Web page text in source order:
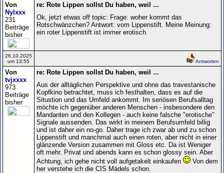
Von
Nylxxx
231
Beiträge
bisher
re: Rote Lippen sollst Du haben, weil ...
Ok, jetzt etwas off topic: Frage: woher kommt das
Rotschwänzchen? Antwort: vom Lippenstift. Meine Meinung:
ein roter Lippenstift ist immer erotisch
26.10.2025
um 13:55
Antworten
Von
tvjxxxx
973
Beiträge
bisher
re: Rote Lippen sollst Du haben, weil ...
Aus der alltäglichen Perspektive und ohne das travestanische
Kopfkino betrachtet, muss ich festhalten, dass es auf die
Situstion und das Umfeld ankommt. Im seriösen Berufsalltag
möchte ich gegenüber anderen Menschen - insbesondere den
Mandanten und den Kollegen - auch keine falsche "erotische"
Signale aussenden. Das wirkt in meinem Berufsumfeld billig
und ist daher ein no-go. Daher trage ich zwar ab und zu schon
Lippenstift und manchmal auch einen roten, aber nicht in einer
glänzende Version zusammen mit Gloss etc. Da ist Weniger
oft mehr. Privat und abends kann es schon glossy sein. Aber
Achtung, ich gehe nicht voll aufgetakelt einkaufen
Von dem
her verstehe ich die CIS Mädels schon.